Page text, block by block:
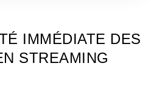
IMMÉDIATE DES
STREAMING